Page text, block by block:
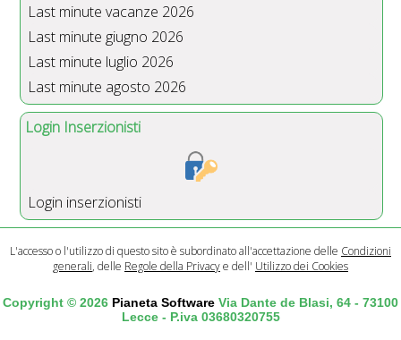
Last minute vacanze 2026
Last minute giugno 2026
Last minute luglio 2026
Last minute agosto 2026
Login Inserzionisti
Login inserzionisti
L'accesso o l'utilizzo di questo sito è subordinato all'accettazione delle Condizioni
generali, delle Regole della Privacye dell' Utilizzo dei Cookies
Copyright © 2026 Pianeta Software Via Dante de Blasi, 64 - 73100
Lecce - P.iva 03680320755